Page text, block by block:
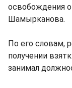
освобождения
Шамырканова.
По его словам,
получении
занимал